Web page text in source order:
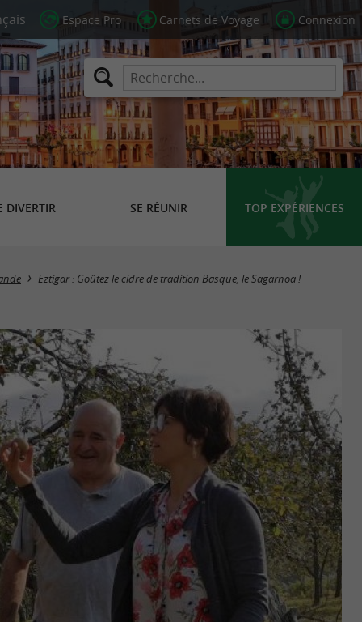
Espace Pro Carnets de Voyage Connexion
DIVERTIR SE RÉUNIR TOP EXPÉRIENCES
Eztigar : Goûtez le cidre de tradition Basque, le Sagarnoa !